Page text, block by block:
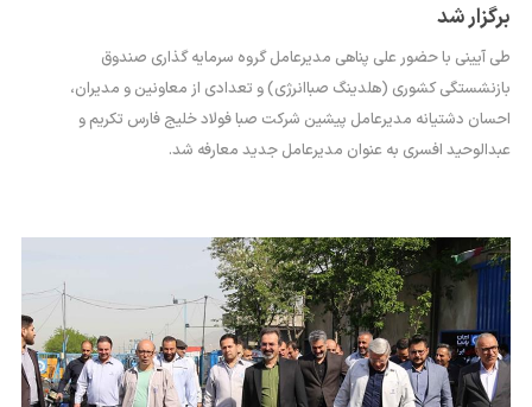
برگزار شد
طی آیینی با حضور علی پناهی مدیرعامل گروه سرمایه گذاری صندوق
بازنشستگی کشوری (هلدینگ صباانرژی) و تعدادی از معاونین و مدیران،
احسان دشتیانه مدیرعامل پیشین شرکت صبا فولاد خلیج فارس تکریم و
عبدالوحید افسری به عنوان مدیرعامل جدید معارفه شد.